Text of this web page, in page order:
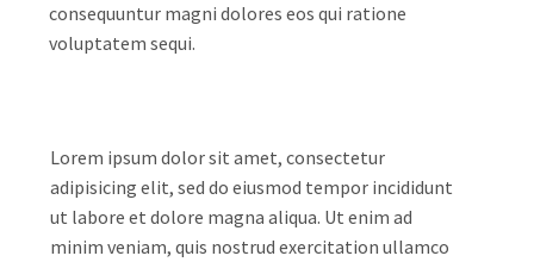
consequuntur magni dolores eos qui ratione
voluptatem sequi.
Lorem ipsum dolor sit amet, consectetur
adipisicing elit, sed do eiusmod tempor incididunt
ut labore et dolore magna aliqua. Ut enim ad
minim veniam, quis nostrud exercitation ullamco